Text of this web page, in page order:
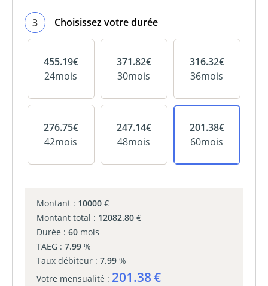
3 Choisissez votre durée
455.19€
24mois
371.82€
30mois
316.32€
36mois
276.75€
42mois
247.14€
48mois
201.38€
60mois
Montant : 10000 €
Montant total : 12082.80 €
Durée : 60 mois
TAEG : 7.99 %
Taux débiteur : 7.99 %
Votre mensualité : 201.38€